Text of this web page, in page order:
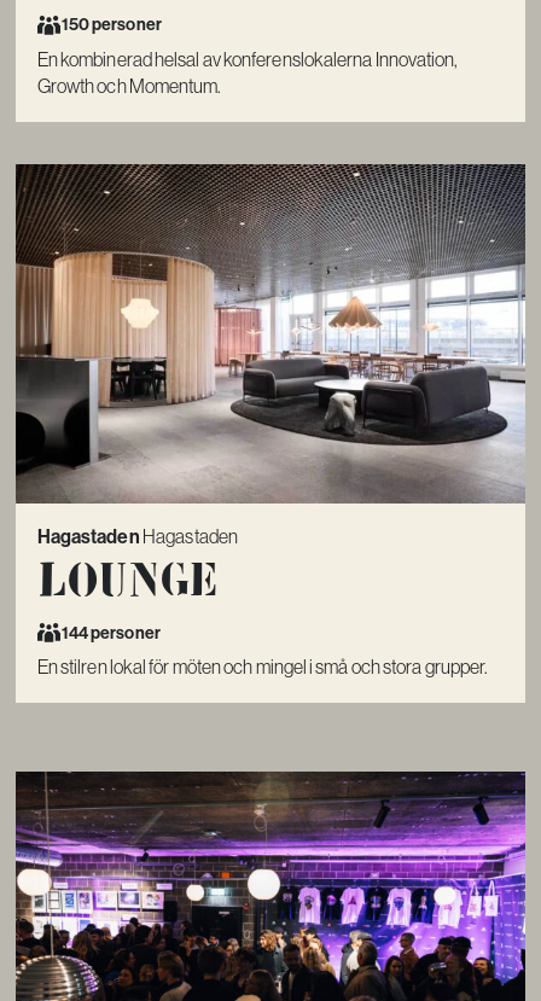
150 personer
En kombinerad helsal av konferenslokalerna Innovation,
Growth och Momentum.
Hagastaden Hagastaden
Lounge
144 personer
En stilren lokal för möten och mingel i små och stora grupper.